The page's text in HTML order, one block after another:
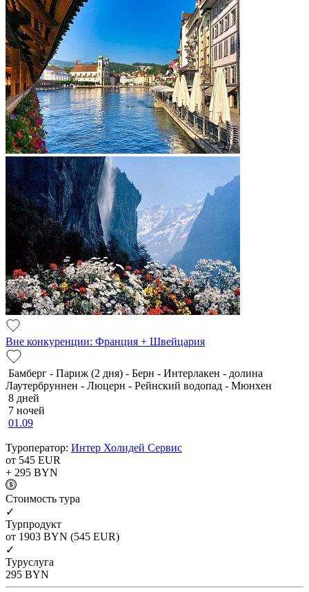
Вне конкуренции: Франция + Швейцария
Бамберг - Париж (2 дня) - Берн - Интерлакен - долина
Лаутербруннен - Люцерн - Рейнский водопад - Мюнхен
8 дней
7 ночей
01.09
Туроператор: Интер Холидей Сервис
от 545 EUR
+ 295 BYN
Cтоимость тура
✓
Турпродукт
от 1903 BYN (545 EUR)
✓
Туруслуга
295 BYN